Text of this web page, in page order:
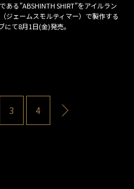
る”ABSHINTH SHIRT”をアイルラン
ジェームスモルティマー）で製作する
て8月1日(金)発売。
3 4